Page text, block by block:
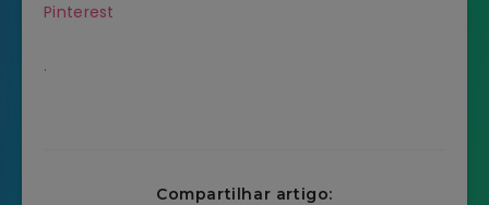
Pinterest
.
Compartilhar artigo: